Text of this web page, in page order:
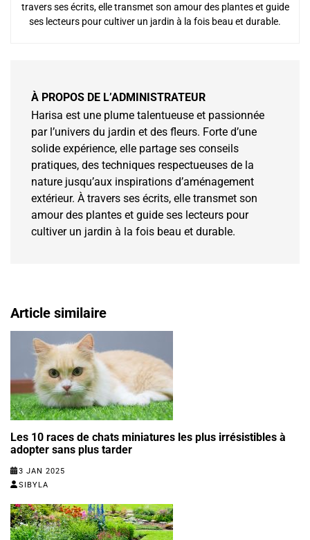
travers ses écrits, elle transmet son amour des plantes et guide
ses lecteurs pour cultiver un jardin à la fois beau et durable.
À PROPOS DE L’ADMINISTRATEUR
Harisa est une plume talentueuse et passionnée
par l’univers du jardin et des fleurs. Forte d’une
solide expérience, elle partage ses conseils
pratiques, des techniques respectueuses de la
nature jusqu’aux inspirations d’aménagement
extérieur. À travers ses écrits, elle transmet son
amour des plantes et guide ses lecteurs pour
cultiver un jardin à la fois beau et durable.
Article similaire
Les 10 races de chats miniatures les plus irrésistibles à
adopter sans plus tarder
3 JAN 2025
SIBYLA